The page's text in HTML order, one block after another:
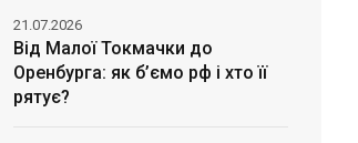
Від Малої Токмачки до
Оренбурга: як б’ємо рф і хто її
рятує?
21.07.2026